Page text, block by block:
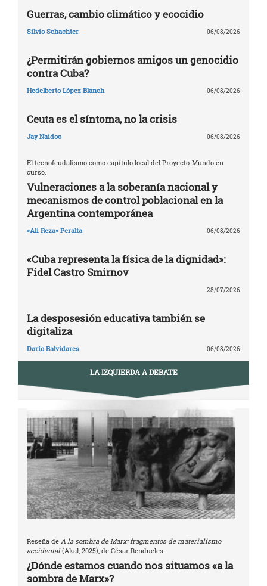
Guerras, cambio climático y ecocidio
Silvio Schachter 06/08/2026
¿Permitirán gobiernos amigos un genocidio
contra Cuba?
Hedelberto López Blanch 06/08/2026
Ceuta es el síntoma, no la crisis
Jay Naidoo 06/08/2026
El tecnofeudalismo como capítulo local del Proyecto-Mundo en
curso.
Vulneraciones a la soberanía nacional y
mecanismos de control poblacional en la
Argentina contemporánea
«Ali Reza» Peralta 06/08/2026
«Cuba representa la física de la dignidad»:
Fidel Castro Smirnov
28/07/2026
La desposesión educativa también se
digitaliza
Darío Balvidares 06/08/2026
LA IZQUIERDA A DEBATE
Reseña de A la sombra de Marx: fragmentos de materialismo
accidental(Akal, 2025), de César Rendueles.
¿Dónde estamos cuando nos situamos «a la
sombra de Marx»?